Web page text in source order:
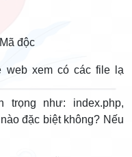
độc
web xem có các file lạ
trọng như: index.php,
đặc biệt không? Nếu